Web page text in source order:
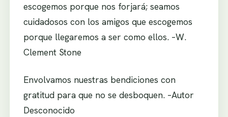
escogemos porque nos forjará; seamos
cuidadosos con los amigos que escogemos
porque llegaremos a ser como ellos. –W.
Clement Stone
Envolvamos nuestras bendiciones con
gratitud para que no se desboquen. –Autor
Desconocido